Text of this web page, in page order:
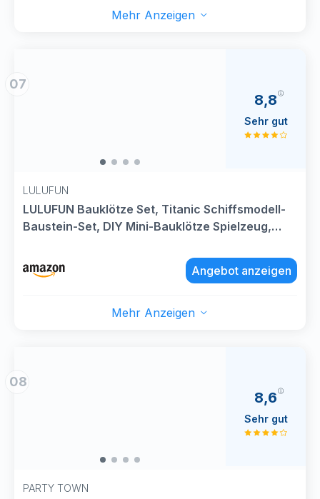
Mehr Anzeigen
07
LULUFUN
LULUFUN Bauklötze Set, Titanic Schiffsmodell-
Baustein-Set, DIY Mini-Bauklötze Spielzeug,
Kinder (1860 Stück)
8,8
Sehr gut
Angebot anzeigen
Mehr Anzeigen
08
PARTY TOWN
8,6
Sehr gut